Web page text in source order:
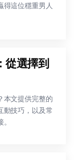
得這位穩重男人
從選擇到
本文提供完整的
動技巧，以及常